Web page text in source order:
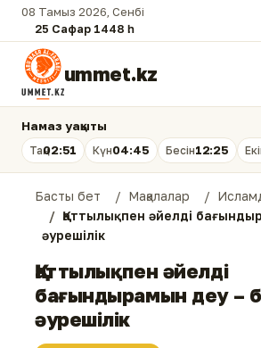
08 Тамыз 2026, Сенбі
25 Сафар 1448 һ.
ummet.kz
Намаз уақыты
Таң02:51 Күн04:45 Бесін12:25
Басты бет Мақалалар
Қаттылықпен әйелді
әурешілік
Қаттылықпен әйелді
бағындырамын деу –
әурешілік